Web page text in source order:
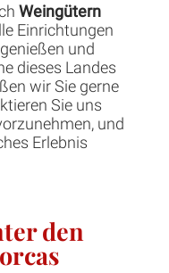
Weingütern
Einrichtungen
und
dieses Landes
wir Sie gerne
Sie uns
und
Erlebnis
den